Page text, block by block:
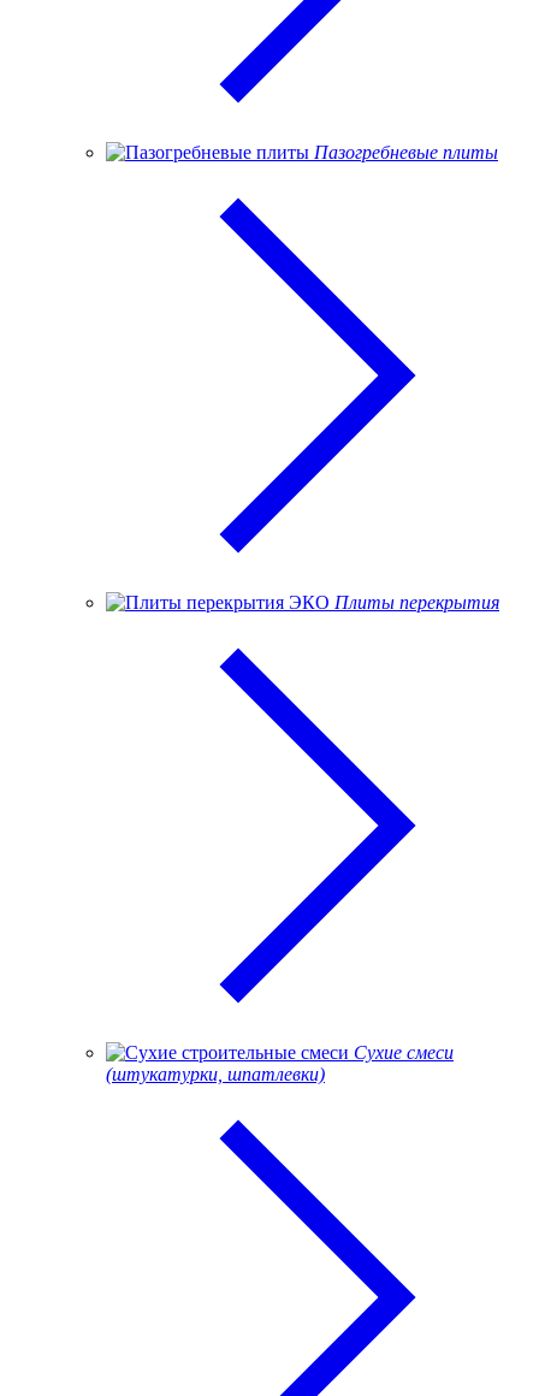
Пазогребневые плиты
Плиты перекрытия
Сухие смеси
(штукатурки, шпатлевки)